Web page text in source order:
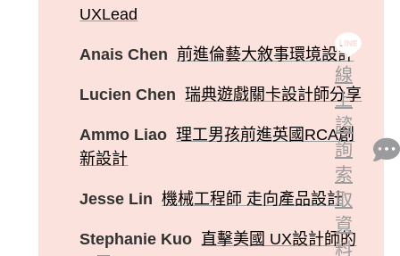
UXLead
Anais Chen 前進倫藝大敘事環境設計
Lucien Chen 瑞典遊戲關卡設計師分享
Ammo Liao 理工男孩前進英國RCA創
新設計
Jesse Lin 機械工程師 走向產品設計
Stephanie Kuo 直擊美國 UX設計師的
線
上
諮
詢
索
取
資
料